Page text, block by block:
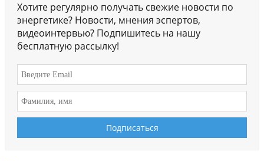
Хотите регулярно получать свежие новости по
энергетике? Новости, мнения эспертов,
видеоинтервью? Подпишитесь на нашу
бесплатную рассылку!